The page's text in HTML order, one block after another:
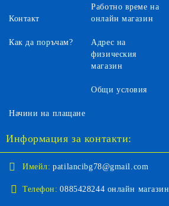
Контакт
Как да поръчам?
Работно време на
онлайн магазин
Адрес на
физическия
магазин
Общи условия
Начини на плащане
Информация за контакти:
Имейл: patilancibg78@gmail.com
Телефон: 0885428244 онлайн магазин